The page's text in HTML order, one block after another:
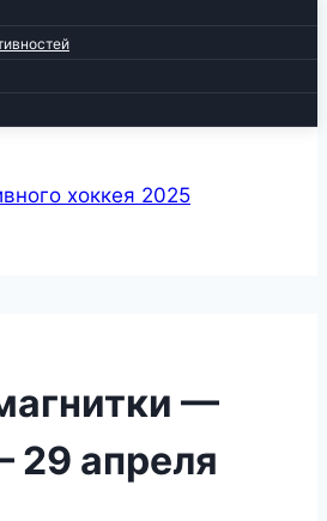
—
29 апреля